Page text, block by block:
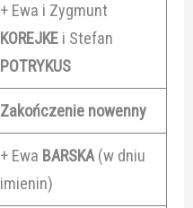
+ Ewa i Zygmunt
KOREJKE i Stefan
POTRYKUS
Zakończenie nowenny
+ Ewa BARSKA(w dniu
imienin)